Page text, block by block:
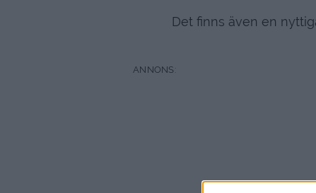
Det finns även en